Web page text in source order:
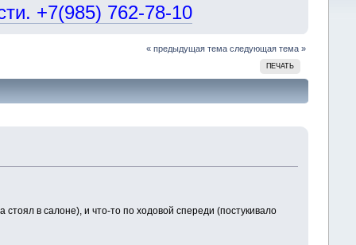
+7(985) 762-78-10
« предыдущая тема следующая тема »
ПЕЧАТЬ
в салоне), и что-то по ходовой спереди (постукивало